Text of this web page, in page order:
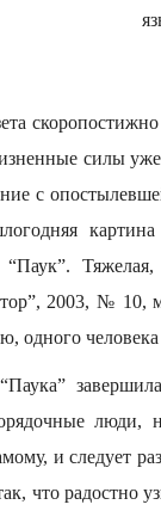
силы уже
с
2003, №
одного
люди,
и следует
что радостно